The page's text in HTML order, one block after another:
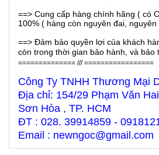
==> Cung cấp hàng chính hãng ( có
100% ( hàng còn nguyên đai, nguyên
==> Đảm bảo quyền lợi của khách
còn trong thời gian bảo hành, và bảo
============== /// =================
Công Ty TNHH Thương Mại
Địa chỉ: 154/29 Phạm Văn
Sơn Hòa , TP. HCM
ĐT : 028. 39914859 -
Email : newngoc@gmail.com